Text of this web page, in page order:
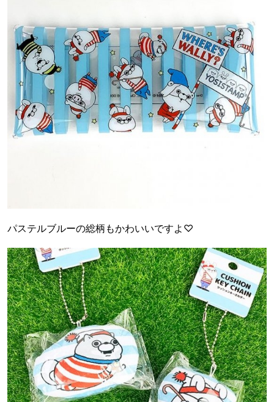
パステルブルーの総柄もかわいいですよ♡